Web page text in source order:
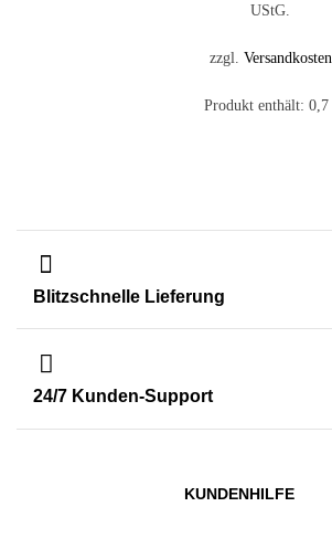
UStG.
zzgl. Versandkosten
Produkt enthält: 0,7
Blitzschnelle Lieferung
24/7 Kunden-Support
KUNDENHILFE